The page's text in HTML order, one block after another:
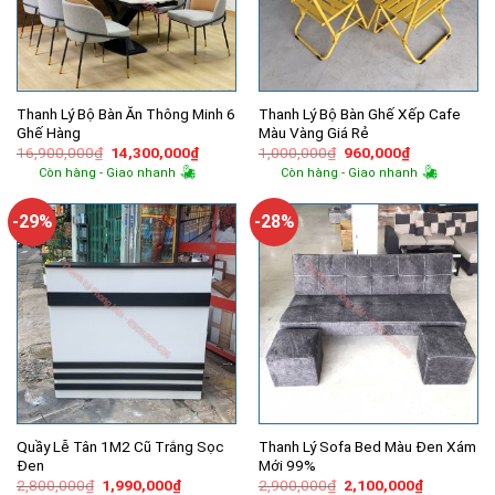
Thanh Lý Bộ Bàn Ăn Thông Minh 6
Ghế Hàng
16,900,000₫ Giá
gốc
là:
14,300,000₫Giá
hiện
14,300,000₫.
Còn hàng - Giao nhanh
Thanh Lý Bộ Bàn Ghế Xếp Cafe
Màu Vàng Giá Rẻ
1,000,000₫ Giá
gốc
là:
960,000₫Giá
hiện
tại
960,000₫.
Còn hàng - Giao nhanh
-29%
Quầy Lễ Tân 1M2 Cũ Trắng Sọc
Đen
2,800,000₫ Giá
1,990,000₫Giá
-28%
Thanh Lý Sofa Bed Màu Đen Xám
Mới 99%
2,900,000₫ Giá
2,100,000₫Giá